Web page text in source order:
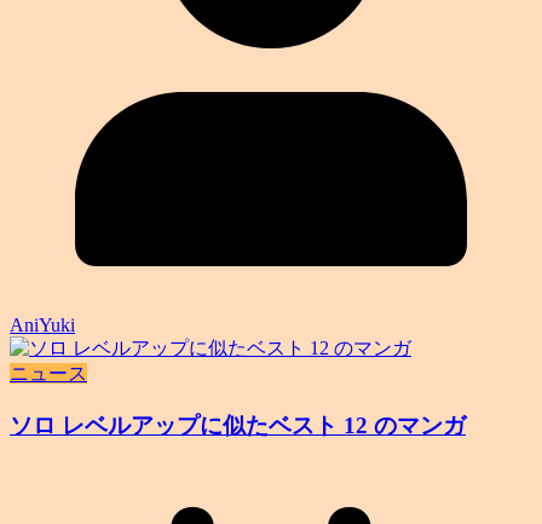
AniYuki
ニュース
ソロ レベルアップに似たベスト 12 のマンガ